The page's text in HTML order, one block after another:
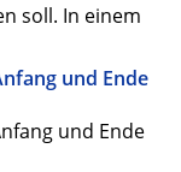
soll. In einem
und Ende
und Ende